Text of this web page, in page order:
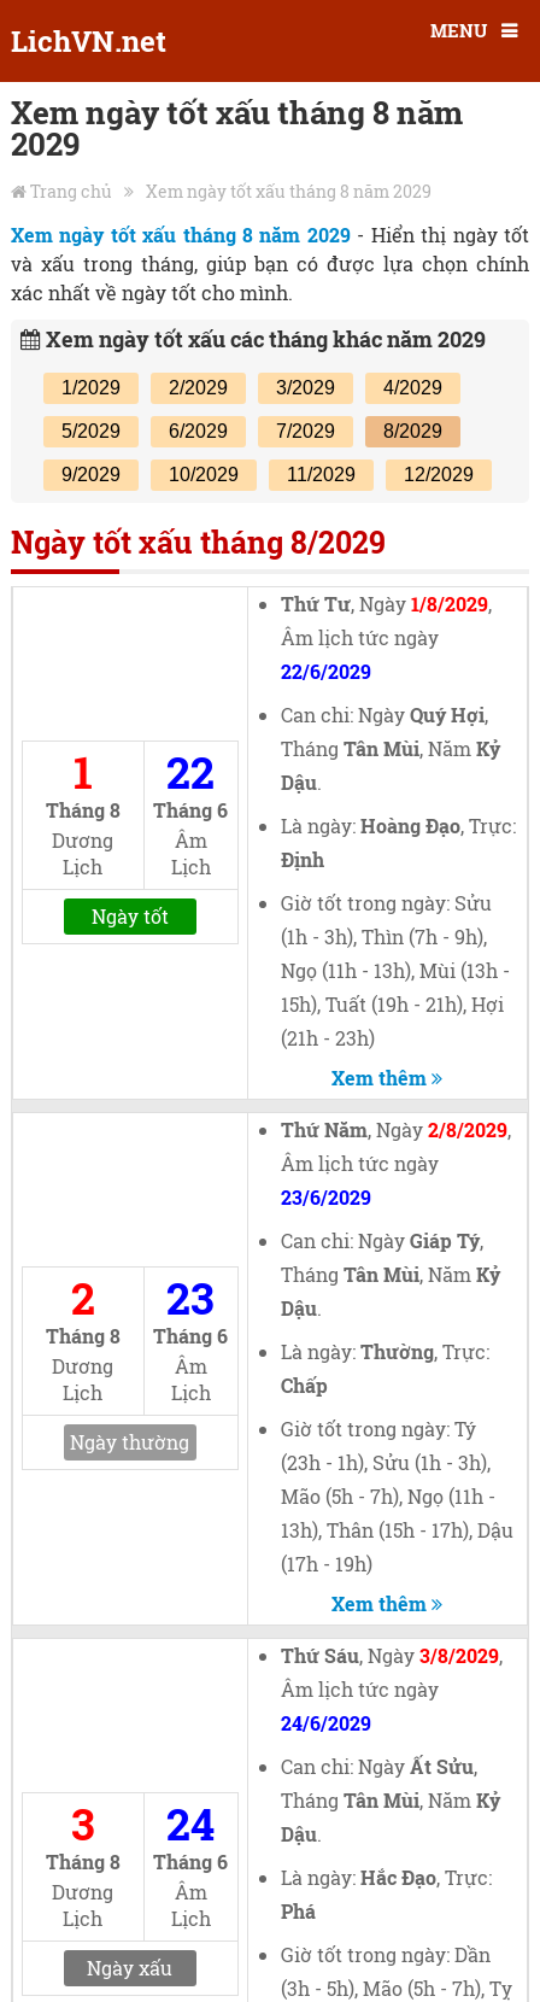
LichVN.net MENU
Xem ngày tốt xấu tháng 8 năm
2029
Trang chủ Xem ngày tốt xấu tháng 8 năm 2029
Xem ngày tốt xấu tháng 8 năm 2029- Hiển thị ngày tốt
và xấu trong tháng, giúp bạn có được lựa chọn chính
xác nhất về ngày tốt cho mình.
Xem ngày tốt xấu các tháng khác năm 2029
1/2029 2/2029 3/2029 4/2029
5/2029 6/2029 7/2029 8/2029
9/2029 10/2029 11/2029 12/2029
Ngày tốt xấu tháng 8/2029
1
Tháng 8
Dương
Lịch
22
Tháng 6
Âm
Lịch
Ngày tốt
Thứ Tư, Ngày1/8/2029,
Âm lịch tức ngày
22/6/2029
Can chi: NgàyQuý Hợi,
Tháng Tân Mùi, Năm Kỷ
Dậu.
Là ngày:Hoàng Đạo, Trực:
Định
Giờ tốt trong ngày: Sửu
(1h - 3h), Thìn (7h - 9h),
Ngọ (11h - 13h), Mùi (13h -
15h), Tuất (19h - 21h), Hợi
(21h - 23h)
Xem thêm
2
Tháng 8
Dương
Lịch
23
Tháng 6
Âm
Lịch
Ngày thường
Thứ Năm, Ngày2/8/2029,
Âm lịch tức ngày
23/6/2029
Can chi: NgàyGiáp Tý,
Tháng Tân Mùi, Năm Kỷ
Dậu.
Là ngày:Thường, Trực:
Chấp
Giờ tốt trong ngày: Tý
(23h - 1h), Sửu (1h - 3h),
Mão (5h - 7h), Ngọ (11h -
13h), Thân (15h - 17h), Dậu
(17h - 19h)
Xem thêm
3
Tháng 8
Dương
Lịch
24
Tháng 6
Âm
Lịch
Ngày xấu
Thứ Sáu, Ngày3/8/2029,
Âm lịch tức ngày
24/6/2029
Can chi: NgàyẤt Sửu,
Tháng Tân Mùi, Năm Kỷ
Dậu.
Là ngày:Hắc Đạo, Trực:
Phá
Giờ tốt trong ngày: Dần
(3h - 5h), Mão (5h - 7h), Tỵ